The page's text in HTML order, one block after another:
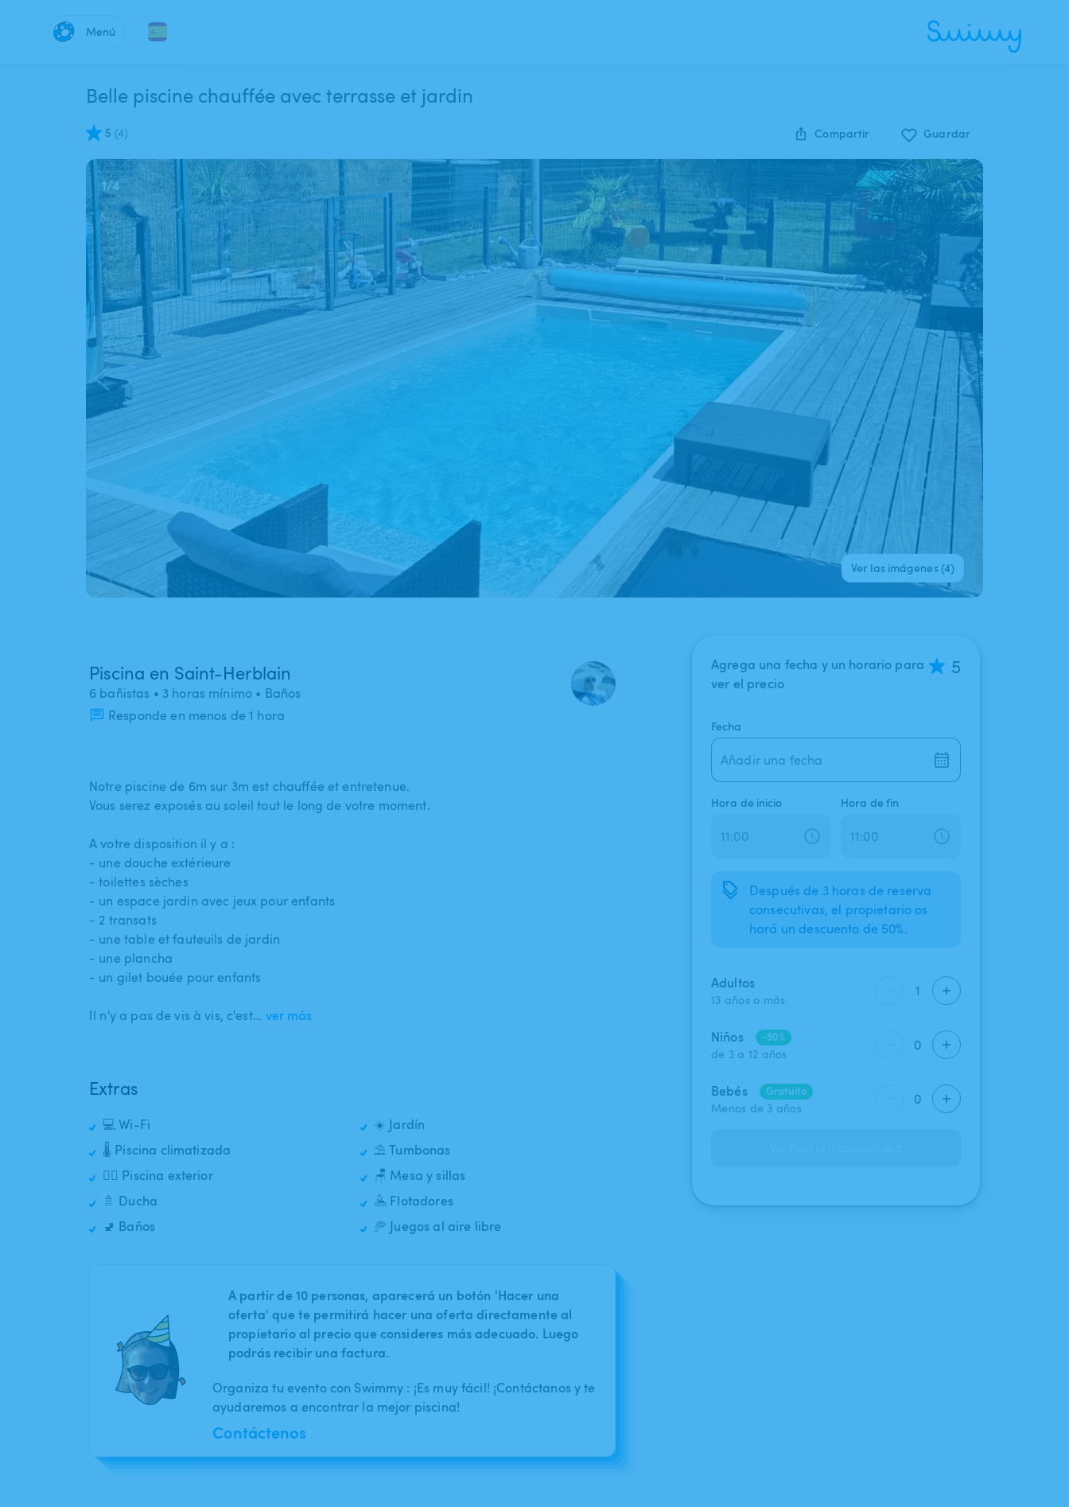
Menú
Belle piscine chauffée avec terrasse et jardin
5 (4) Compartir Guardar
1/4
Ver las imágenes (4)
Piscina en Saint-Herblain
6 bañistas • 3 horas mínimo • Baños
Responde en menos de 1 hora
Notre piscine de 6m sur 3m est chauffée et entretenue.
Vous serez exposés au soleil tout le long de votre moment.
A votre disposition il y a :
- une douche extérieure
- toilettes sèches
- un espace jardin avec jeux pour enfants
- 2 transats
- une table et fauteuils de jardin
- une plancha
- un gilet bouée pour enfants
Il n'y a pas de vis à vis​,​ c'est… ver más
Extras
💻 Wi-Fi
🌡️ Piscina climatizada
🏊‍♂️ Piscina exterior
🚿 Ducha
🚽 Baños
☀️ Jardín
⛱️ Tumbonas
🪑 Mesa y sillas
🤽 Flotadores
🥏 Juegos al aire libre
A partir de 10 personas, aparecerá un botón 'Hacer una
oferta' que te permitirá hacer una oferta directamente al
propietario al precio que consideres más adecuado. Luego
podrás recibir una factura.
Organiza tu evento con Swimmy : ¡Es muy fácil! ¡Contáctanos y te
ayudaremos a encontrar la mejor piscina!
Contáctenos
Agrega una fecha y un horario para
ver el precio
5
Fecha
Añadir una fecha
Hora de inicio Hora de fin
Después de 3 horas de reserva
consecutivas, el propietario os
hará un descuento de 50%.
Adultos
13 años o más
1
Niños
-50%
de 3 a 12 años
0
Bebés
Gratuito
Menos de 3 años
0